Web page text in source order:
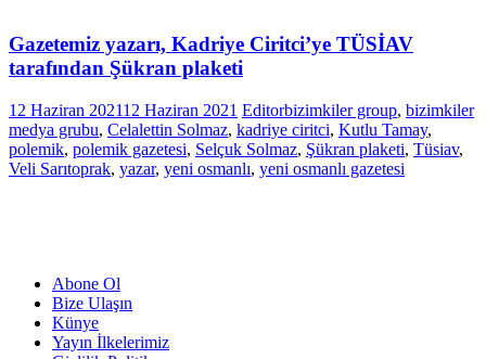
Gazetemiz yazarı, Kadriye Ciritci’ye TÜSİAV
tarafından Şükran plaketi
12 Haziran 202112 Haziran 2021 Editorbizimkiler group, bizimkiler
medya grubu, Celalettin Solmaz, kadriye ciritci, Kutlu Tamay,
polemik, polemik gazetesi, Selçuk Solmaz, Şükran plaketi, Tüsiav,
Veli Sarıtoprak, yazar, yeni osmanlı, yeni osmanlı gazetesi
Abone Ol
Bize Ulaşın
Künye
Yayın İlkelerimiz